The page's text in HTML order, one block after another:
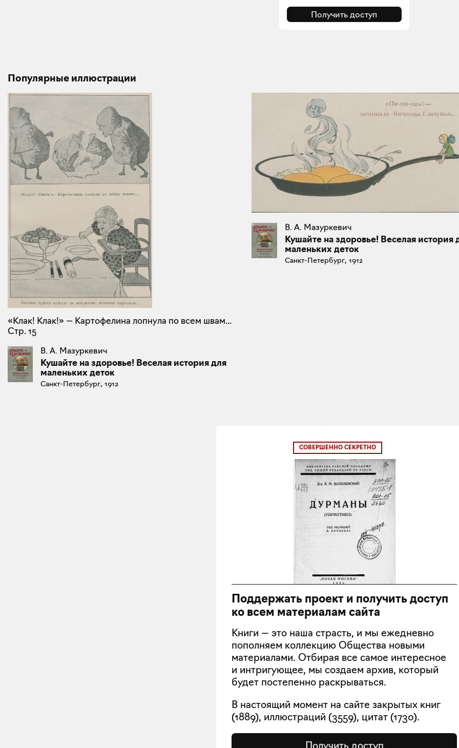
Получить доступ
Популярные иллюстрации
«Клак! Клак!» — Картофелина лопнула по всем швам...
Стр. 15
В. А. Мазуркевич
Кушайте на здоровье! Веселая история для
маленьких деток
Санкт-Петербург, 1912
В. А. Мазуркевич
Кушайте на здоровье! Веселая история
маленьких деток
Санкт-Петербург, 1912
СОВЕРШЕННО СЕКРЕТНО
Поддержать проект и получить доступ
ко всем материалам сайта
Книги — это наша страсть, и мы ежедневно
пополняем коллекцию Общества новыми
материалами. Отбирая все самое интересное
и интригующее, мы создаем архив, который
будет постепенно раскрываться.
В настоящий момент на сайте закрытых книг
(1889), иллюстраций (3559), цитат (1730).
Получить доступ